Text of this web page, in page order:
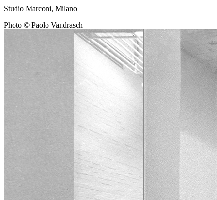
Studio Marconi, Milano
Photo © Paolo Vandrasch